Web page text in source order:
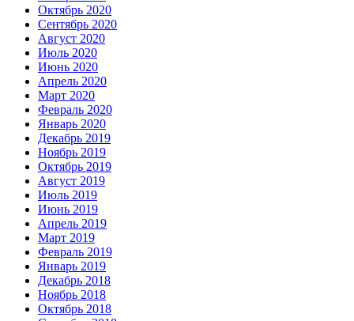
Октябрь 2020
Сентябрь 2020
Август 2020
Июль 2020
Июнь 2020
Апрель 2020
Март 2020
Февраль 2020
Январь 2020
Декабрь 2019
Ноябрь 2019
Октябрь 2019
Август 2019
Июль 2019
Июнь 2019
Апрель 2019
Март 2019
Февраль 2019
Январь 2019
Декабрь 2018
Ноябрь 2018
Октябрь 2018